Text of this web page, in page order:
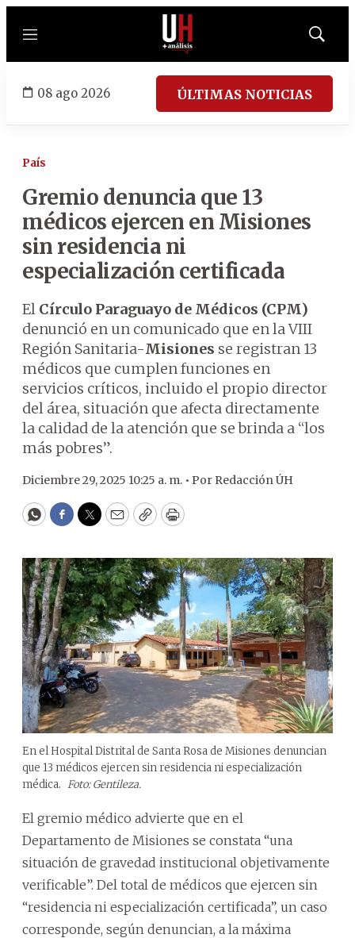
Menú
Mostrar
08 ago 2026 ÚLTIMAS NOTICIAS
País
Gremio denuncia que 13
médicos ejercen en Misiones
sin residencia ni
especialización certificada
El Círculo Paraguayo de Médicos (CPM)
denunció en un comunicado que en la VIII
Región Sanitaria-Misiones se registran 13
médicos que cumplen funciones en
servicios críticos, incluido el propio director
del área, situación que afecta directamente
la calidad de la atención que se brinda a “los
más pobres”.
Diciembre 29, 2025 10:25 a. m. • Por Redacción ÚH
WhatsApp
Facebook
Twitter
EmailCopyPrint
En el Hospital Distrital de Santa Rosa de Misiones denuncian
que 13 médicos ejercen sin residencia ni especialización
médica. Foto: Gentileza.
El gremio médico advierte que en el
Departamento de Misiones se constata “una
situación de gravedad institucional objetivamente
verificable”. Del total de médicos que ejercen sin
“residencia ni especialización certificada”, un caso
corresponde, según denuncian, a la máxima